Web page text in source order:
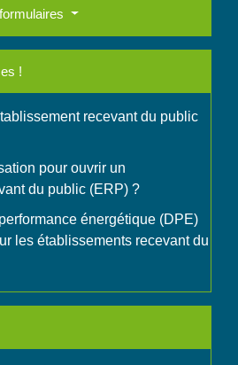
!
recevant du public
pour ouvrir un
du public (ERP) ?
énergétique (DPE)
les établissements recevant du